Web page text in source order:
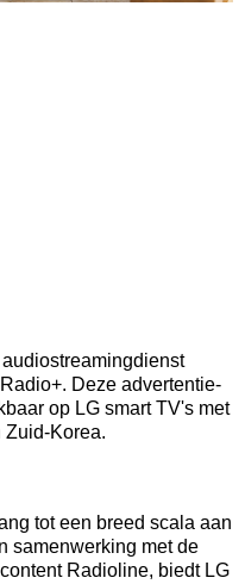
Deze advertentie-
op LG smart TV's met
Zuid-Korea.
tot een breed scala aan
samenwerking met de
Radioline, biedt LG